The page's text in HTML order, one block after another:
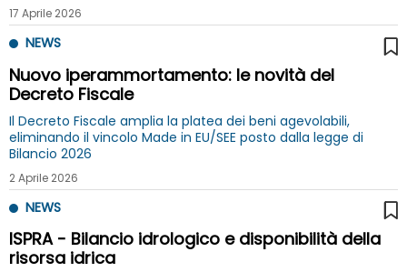
17 Aprile 2026
NEWS
Nuovo iperammortamento: le novità del
Decreto Fiscale
Il Decreto Fiscale amplia la platea dei beni agevolabili,
eliminando il vincolo Made in EU/SEE posto dalla legge di
Bilancio 2026
2 Aprile 2026
NEWS
ISPRA - Bilancio idrologico e disponibilità della
risorsa idrica